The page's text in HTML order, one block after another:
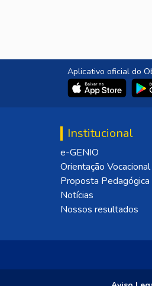
Aplicativo oficial do
Institucional
e-GENIO
Orientação Vocacional
Proposta Pedagógica
Notícias
Nossos resultados